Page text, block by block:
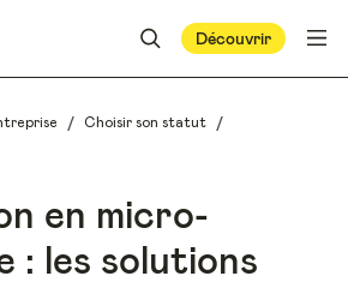
Découvrir
/ Choisir son statut /
en micro-
: les solutions